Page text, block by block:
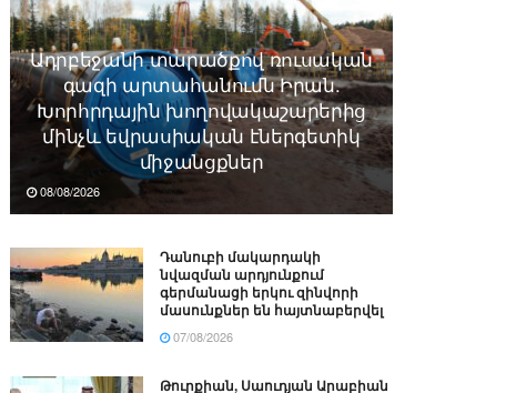
Ադրբեջանի տարածքով ռուսական
գազի արտահանումն Իրան.
Խորհրդային խողովակաշարերից
մինչև եվրասիական էներգետիկ
միջանցքներ
08/08/2026
Դանուբի մակարդակի
նվազման արդյունքում
գերմանացի երկու զինվորի
մասունքներ են հայտնաբերվել
07/08/2026
Թուրքիան, Սաուդյան Արաբիան